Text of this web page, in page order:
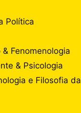
Política
Fenomenologia
& Psicologia
e Filosofia da